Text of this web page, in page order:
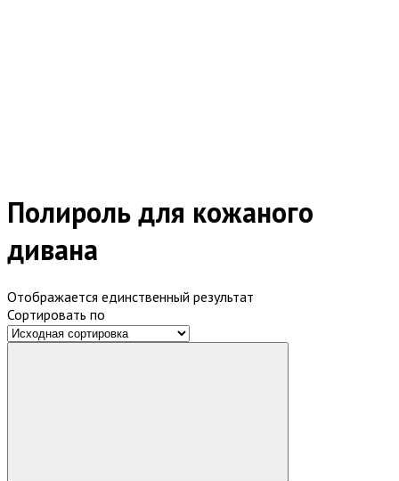
Полироль для кожаного
дивана
Отображается единственный результат
Сортировать по